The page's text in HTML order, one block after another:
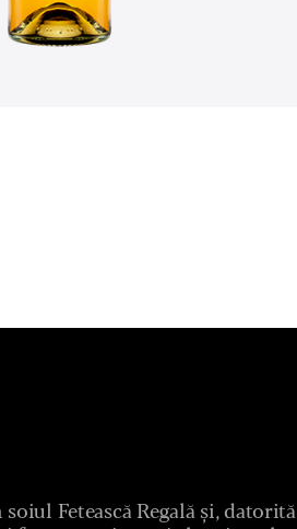
Fetească Regală și, datorită